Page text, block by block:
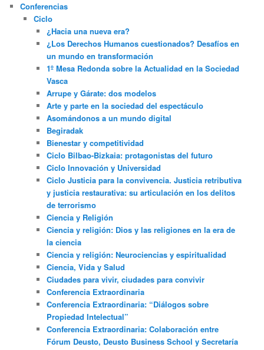
Conferencias
Ciclo
¿Hacia una nueva era?
¿Los Derechos Humanos cuestionados? Desafíos en
un mundo en transformación
1º Mesa Redonda sobre la Actualidad en la Sociedad
Vasca
Arrupe y Gárate: dos modelos
Arte y parte en la sociedad del espectáculo
Asomándonos a un mundo digital
Begiradak
Bienestar y competitividad
Ciclo Bilbao-Bizkaia: protagonistas del futuro
Ciclo Innovación y Universidad
Ciclo Justicia para la convivencia. Justicia retributiva
y justicia restaurativa: su articulación en los delitos
de terrorismo
Ciencia y Religión
Ciencia y religión: Dios y las religiones en la era de
la ciencia
Ciencia y religión: Neurociencias y espiritualidad
Ciencia, Vida y Salud
Ciudades para vivir, ciudades para convivir
Conferencia Extraordinaria
Conferencia Extraordinaria: “Diálogos sobre
Propiedad Intelectual”
Conferencia Extraordinaria: Colaboración entre
Fórum Deusto, Deusto Business School y Secretaría